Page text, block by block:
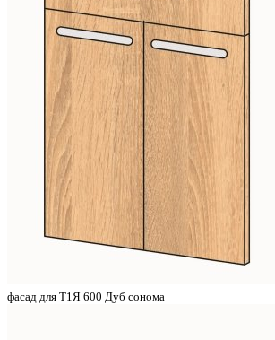
фасад для Т1Я 600 Дуб сонома